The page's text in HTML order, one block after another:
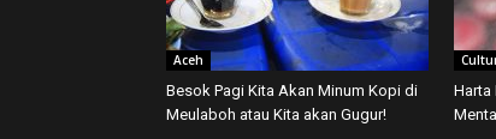
Aceh
Besok Pagi Kita Akan Minum Kopi di
Meulaboh atau Kita akan Gugur!
Harta